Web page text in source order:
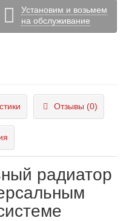
Установим и возьмем
на обслуживание
Отзывы (0)
радиатор